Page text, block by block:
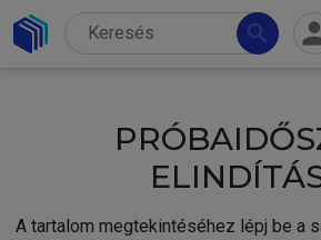
search
A tartalom megtekintéséhez lépj be a